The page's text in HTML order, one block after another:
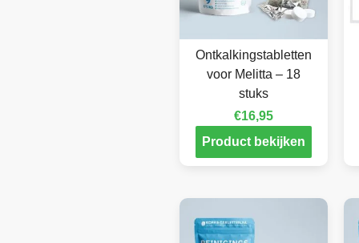
Ontkalkingstabletten
voor Melitta – 18
stuks
€16,95
Product bekijken